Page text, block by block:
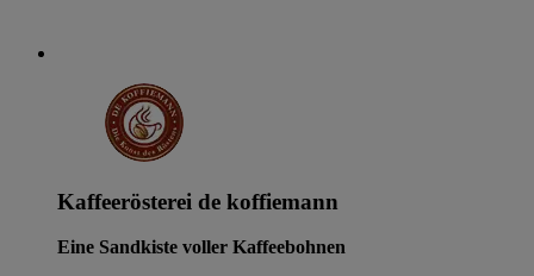
Kaffeerösterei de koffiemann
Eine Sandkiste voller Kaffeebohnen